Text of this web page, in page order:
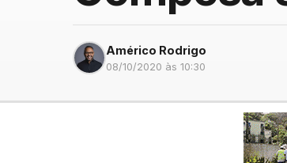
Américo Rodrigo
08/10/2020 às 10:30